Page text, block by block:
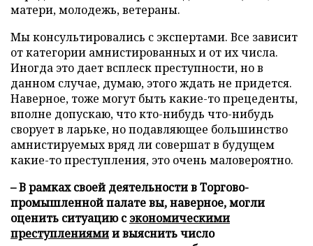
матери, молодежь, ветераны.
Мы консультировались с экспертами. Все зависит
от категории амнистированных и от их числа.
Иногда это дает всплеск преступности, но в
данном случае, думаю, этого ждать не придется.
Наверное, тоже могут быть какие-то прецеденты,
вполне допускаю, что кто-нибудь что-нибудь
сворует в ларьке, но подавляющее большинство
амнистируемых вряд ли совершат в будущем
какие-то преступления, это очень маловероятно.
– В рамках своей деятельности в Торгово-
промышленной палате вы, наверное, могли
оценить ситуацию с экономическими
преступлениямии выяснить число